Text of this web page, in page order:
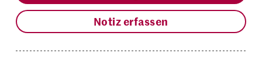
Notiz erfassen